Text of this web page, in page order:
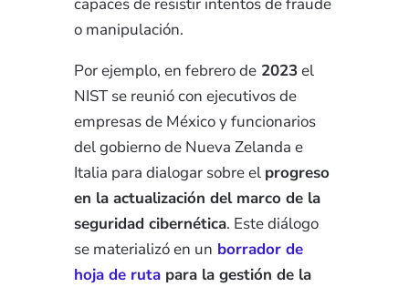
capaces de resistir intentos de fraude
o manipulación.
Por ejemplo, en febrero de2023el
NIST se reunió con ejecutivos de
empresas de México y funcionarios
del gobierno de Nueva Zelanda e
Italia para dialogar sobre el progreso
en la actualización del marco de la
seguridad cibernética. Este diálogo
se materializó en un borrador de
hoja de rutapara la gestión de la